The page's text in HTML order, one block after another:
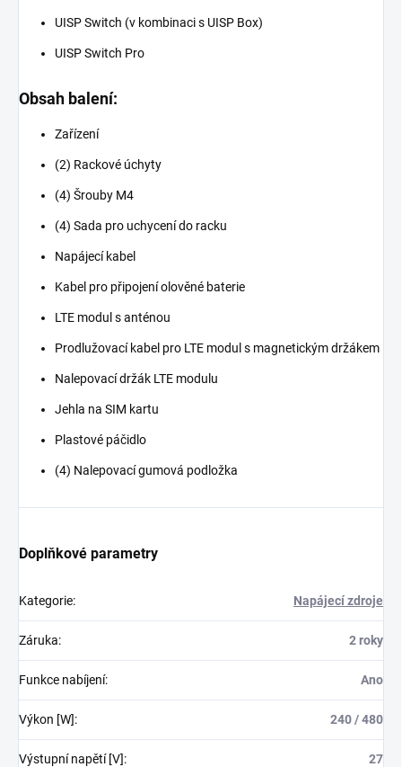
UISP Switch (v kombinaci s UISP Box)
UISP Switch Pro
Obsah balení:
Zařízení
(2) Rackové úchyty
(4) Šrouby M4
(4) Sada pro uchycení do racku
Napájecí kabel
Kabel pro připojení olověné baterie
LTE modul s anténou
Prodlužovací kabel pro LTE modul s magnetickým držákem
Nalepovací držák LTE modulu
Jehla na SIM kartu
Plastové páčidlo
(4) Nalepovací gumová podložka
Doplňkové parametry
Kategorie: Napájecí zdroje
Záruka: 2 roky
Funkce nabíjení: Ano
Výkon [W]: 240 / 480
Výstupní napětí [V]: 27